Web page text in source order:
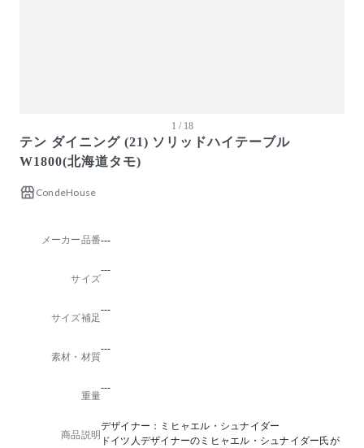
1 / 18
テン ダイニング (21) ソリッドハイテーブル
W1800(北海道タモ)
CondeHouse
メーカー品番---
サイズ
---
サイズ補足
---
素材・材質
---
重量
---
商品説明
デザイナー：ミヒャエル・シュナイダー
ドイツ人デザイナーのミヒャエル・シュナイダー氏が